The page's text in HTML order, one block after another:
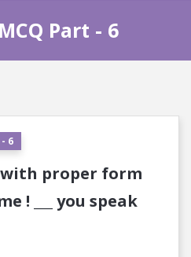
Part - 6
6
proper form
! ___ you speak